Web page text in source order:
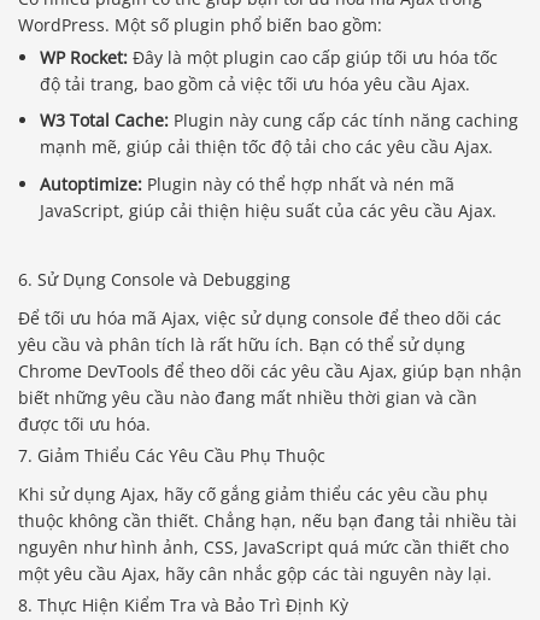
WordPress. Một số plugin phổ biến bao gồm:
WP Rocket: Đây là một plugin cao cấp giúp tối ưu hóa tốc
độ tải trang, bao gồm cả việc tối ưu hóa yêu cầu Ajax.
W3 Total Cache: Plugin này cung cấp các tính năng caching
mạnh mẽ, giúp cải thiện tốc độ tải cho các yêu cầu Ajax.
Autoptimize: Plugin này có thể hợp nhất và nén mã
JavaScript, giúp cải thiện hiệu suất của các yêu cầu Ajax.
6. Sử Dụng Console và Debugging
Để tối ưu hóa mã Ajax, việc sử dụng console để theo dõi các
yêu cầu và phân tích là rất hữu ích. Bạn có thể sử dụng
Chrome DevTools để theo dõi các yêu cầu Ajax, giúp bạn nhận
biết những yêu cầu nào đang mất nhiều thời gian và cần
được tối ưu hóa.
7. Giảm Thiểu Các Yêu Cầu Phụ Thuộc
Khi sử dụng Ajax, hãy cố gắng giảm thiểu các yêu cầu phụ
thuộc không cần thiết. Chẳng hạn, nếu bạn đang tải nhiều tài
nguyên như hình ảnh, CSS, JavaScript quá mức cần thiết cho
một yêu cầu Ajax, hãy cân nhắc gộp các tài nguyên này lại.
8. Thực Hiện Kiểm Tra và Bảo Trì Định Kỳ